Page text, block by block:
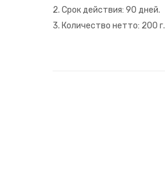
2. Срок действия: 90 дней.
3. Количество нетто: 200 г.